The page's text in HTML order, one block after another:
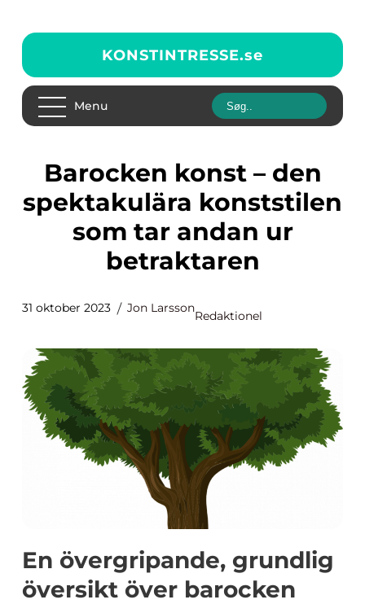
KONSTINTRESSE.se
Menu
Barocken konst – den
spektakulära konststilen
som tar andan ur
betraktaren
31 oktober 2023 Jon Larsson
Redaktionel
En övergripande, grundlig
översikt över barocken